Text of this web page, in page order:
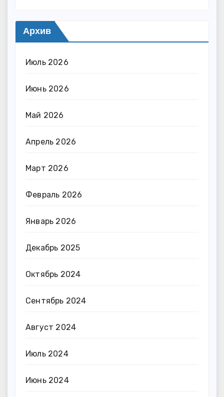
Архив
Июль 2026
Июнь 2026
Май 2026
Апрель 2026
Март 2026
Февраль 2026
Январь 2026
Декабрь 2025
Октябрь 2024
Сентябрь 2024
Август 2024
Июль 2024
Июнь 2024